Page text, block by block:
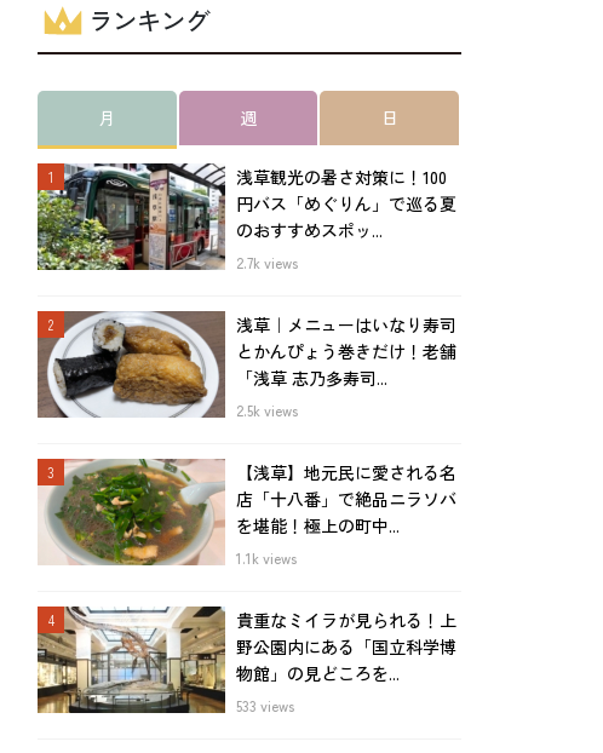
ランキング
月 週 日
浅草観光の暑さ対策に！100
円バス「めぐりん」で巡る夏
のおすすめスポッ...
2.7k views
浅草｜メニューはいなり寿司
とかんぴょう巻きだけ！老舗
「浅草 志乃多寿司...
2.5k views
【浅草】地元民に愛される名
店「十八番」で絶品ニラソバ
を堪能！極上の町中...
1.1k views
貴重なミイラが見られる！上
野公園内にある「国立科学博
物館」の見どころを...
533 views